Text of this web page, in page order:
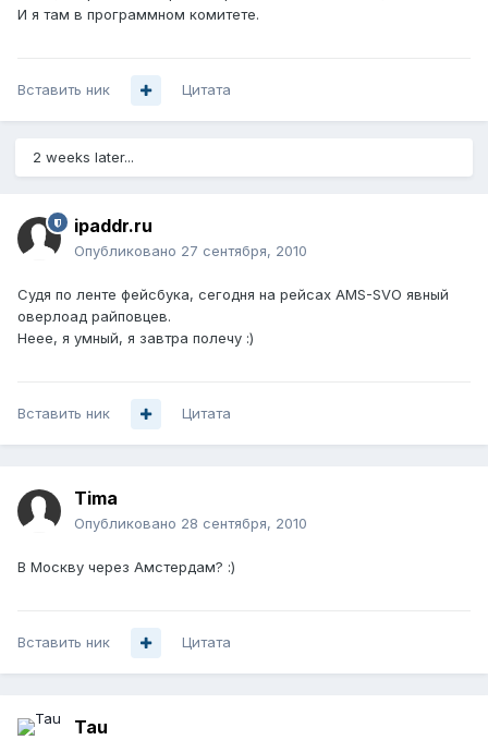
И я там в программном комитете.
Вставить ник Цитата
2 weeks later...
ipaddr.ru
Опубликовано 27 сентября, 2010
Судя по ленте фейсбука, сегодня на рейсах AMS-SVO явный
оверлоад райповцев.
Неее, я умный, я завтра полечу :)
Вставить ник Цитата
Tima
Опубликовано 28 сентября, 2010
В Москву через Амстердам? :)
Вставить ник Цитата
Tau